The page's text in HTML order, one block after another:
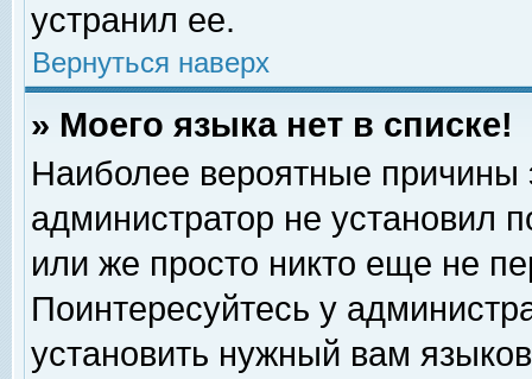
устранил ее.
Вернуться наверх
» Моего языка нет в списке!
Наиболее вероятные причины
администратор не установил
или же просто никто еще не
Поинтересуйтесь у
установить нужный вам